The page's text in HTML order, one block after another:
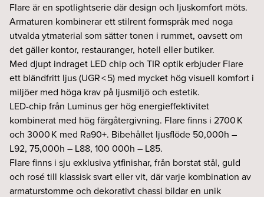
Flare är en spotlightserie där design och ljuskomfort möts.
Armaturen kombinerar ett stilrent formspråk med noga
utvalda ytmaterial som sätter tonen i rummet, oavsett om
det gäller kontor, restauranger, hotell eller butiker.
Med djupt indraget LED chip och TIR optik erbjuder Flare
ett bländfritt ljus (UGR < 5) med mycket hög visuell komfort i
miljöer med höga krav på ljusmiljö och estetik.
LED-chip från Luminus ger hög energieffektivitet
kombinerat med hög färgåtergivning. Flare finns i 2700 K
och 3000 K med Ra90+. Bibehållet ljusflöde 50,000h –
L92, 75,000h – L88, 100 000h – L85.
Flare finns i sju exklusiva ytfinishar, från borstat stål, guld
och rosé till klassisk svart eller vit, där varje kombination av
armaturstomme och dekorativt chassi bildar en unik